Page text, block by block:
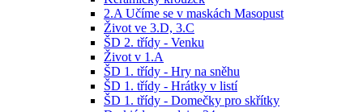
2.A Učíme se v maskách Masopust
Život ve 3.D, 3.C
ŠD 2. třídy - Venku
Život v 1.A
ŠD 1. třídy - Hry na sněhu
ŠD 1. třídy - Hrátky v listí
ŠD 1. třídy - Domečky pro skřítky